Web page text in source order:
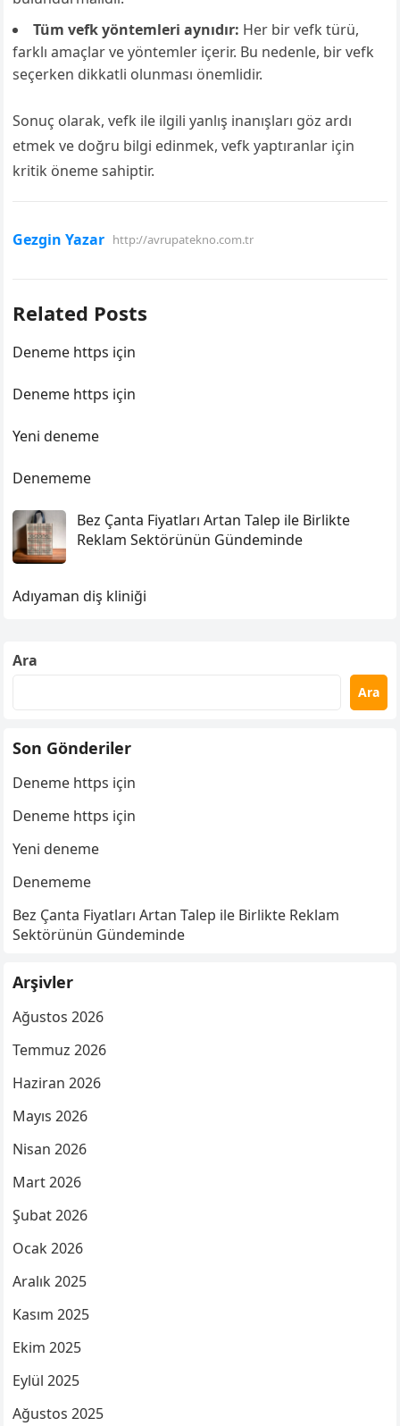
Tüm vefk yöntemleri aynıdır: Her bir vefk türü,
farklı amaçlar ve yöntemler içerir. Bu nedenle, bir vefk
seçerken dikkatli olunması önemlidir.
Sonuç olarak, vefk ile ilgili yanlış inanışları göz ardı
etmek ve doğru bilgi edinmek, vefk yaptıranlar için
kritik öneme sahiptir.
Gezgin Yazar http://avrupatekno.com.tr
Related Posts
Deneme https için
Deneme https için
Yeni deneme
Denememe
Bez Çanta Fiyatları Artan Talep ile Birlikte
Reklam Sektörünün Gündeminde
Adıyaman diş kliniği
Ara
Ara
Son Gönderiler
Deneme https için
Deneme https için
Yeni deneme
Denememe
Bez Çanta Fiyatları Artan Talep ile Birlikte Reklam
Sektörünün Gündeminde
Arşivler
Ağustos 2026
Temmuz 2026
Haziran 2026
Mayıs 2026
Nisan 2026
Mart 2026
Şubat 2026
Ocak 2026
Aralık 2025
Kasım 2025
Ekim 2025
Eylül 2025
Ağustos 2025